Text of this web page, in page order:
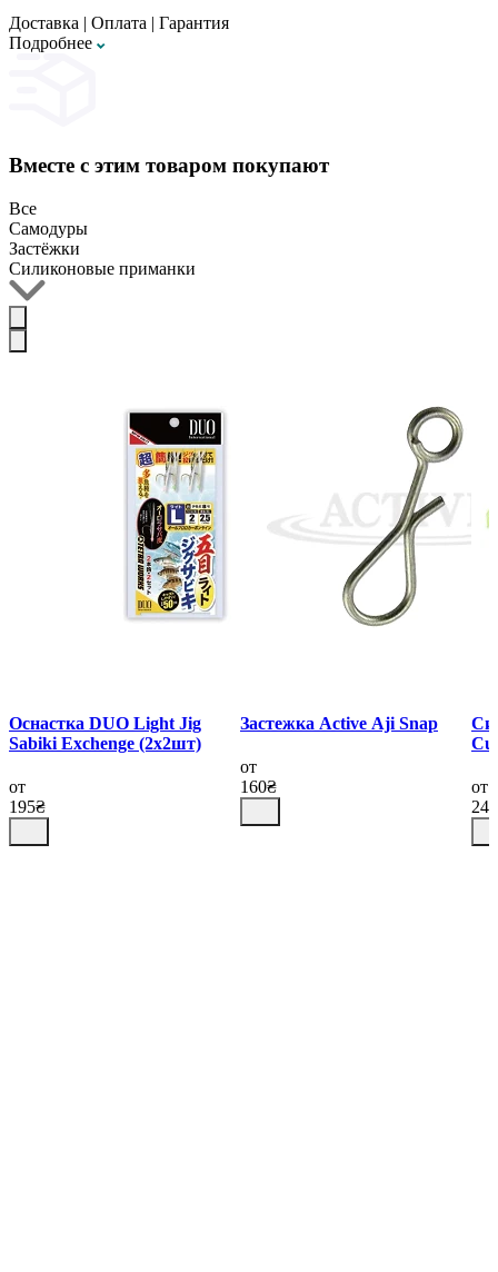
Доставка | Оплата | Гарантия
Подробнее
Вместе с этим товаром покупают
Все
Самодуры
Застёжки
Силиконовые приманки
Оснастка DUO Light Jig
Sabiki Exchenge (2x2шт)
от
195₴
Застежка Active Aji Snap
от
160₴
от